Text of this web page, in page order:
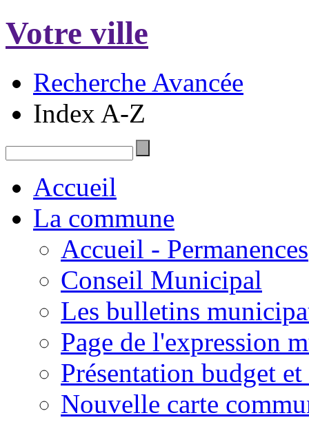
Votre ville
Recherche Avancée
Index A-Z
Accueil
La commune
Accueil - Permanences
Conseil Municipal
Les bulletins
Page de l'expression
Présentation budget
Nouvelle carte